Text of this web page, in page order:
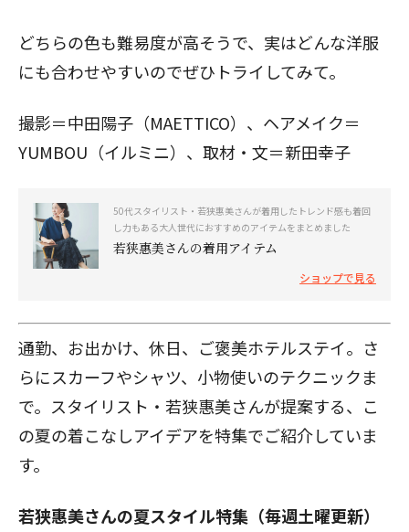
どちらの色も難易度が高そうで、実はどんな洋服
にも合わせやすいのでぜひトライしてみて。
撮影＝中田陽子（MAETTICO）、ヘアメイク＝
YUMBOU（イルミニ）、取材・文＝新田幸子
50代スタイリスト・若狭惠美さんが着用したトレンド感も着回
し力もある大人世代におすすめのアイテムをまとめました
若狭惠美さんの着用アイテム
ショップで見る
通勤、お出かけ、休日、ご褒美ホテルステイ。さ
らにスカーフやシャツ、小物使いのテクニックま
で。スタイリスト・若狭惠美さんが提案する、こ
の夏の着こなしアイデアを特集でご紹介していま
す。
若狭惠美さんの夏スタイル特集（毎週土曜更新）